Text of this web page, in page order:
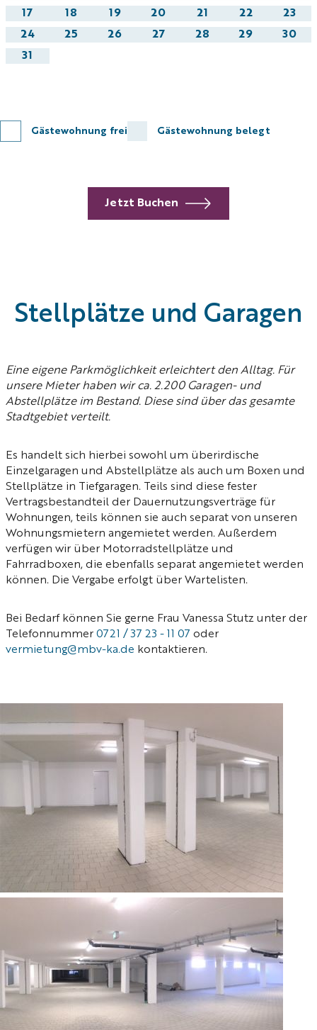
17
18 19 20 21 22
23
24
25 26 27 28 29
30
31
Gästewohnung frei Gästewohnung belegt
Jetzt Buchen
Stellplätze und Garagen
Eine eigene Parkmöglichkeit erleichtert den Alltag. Für
unsere Mieter haben wir ca. 2.200 Garagen- und
Abstellplätze im Bestand. Diese sind über das gesamte
Stadtgebiet verteilt.
Es handelt sich hierbei sowohl um überirdische
Einzelgaragen und Abstellplätze als auch um Boxen und
Stellplätze in Tiefgaragen. Teils sind diese fester
Vertragsbestandteil der Dauernutzungsverträge für
Wohnungen, teils können sie auch separat von unseren
Wohnungsmietern angemietet werden. Außerdem
verfügen wir über Motorradstellplätze und
Fahrradboxen, die ebenfalls separat angemietet werden
können. Die Vergabe erfolgt über Wartelisten.
Bei Bedarf können Sie gerne Frau Vanessa Stutz unter der
Telefonnummer 0721 / 37 23 - 11 07 oder
vermietung@mbv-ka.de kontaktieren.